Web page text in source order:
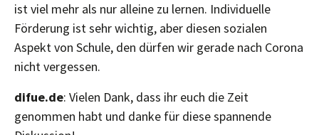
ist viel mehr als nur alleine zu lernen. Individuelle
Förderung ist sehr wichtig, aber diesen sozialen
Aspekt von Schule, den dürfen wir gerade nach Corona
nicht vergessen.
difue.de: Vielen Dank, dass ihr euch die Zeit
genommen habt und danke für diese spannende